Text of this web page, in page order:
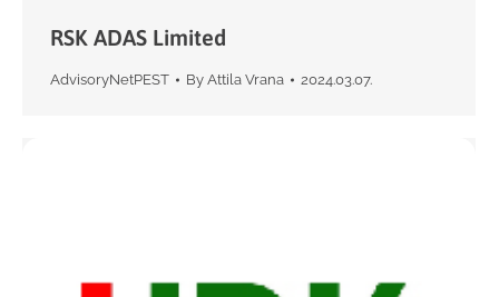
RSK ADAS Limited
AdvisoryNetPEST By Attila Vrana 2024.03.07.